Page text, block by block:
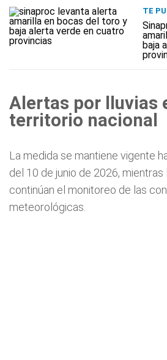
TE
baja
Alertas por lluvias
territorio nacional
La medida se mantiene vigente
del 10 de junio de 2026,
continúan el monitoreo de las
meteorológicas.